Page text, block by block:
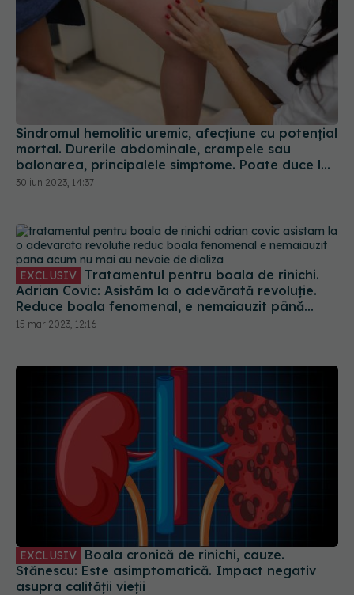
Sindromul hemolitic uremic, afecțiune cu potențial
mortal. Durerile abdominale, crampele sau
balonarea, principalele simptome. Poate duce la
insuficiență renală sau AVC
30 iun 2023, 14:37
EXCLUSIV
Adrian Covic: Asistăm la o adevărată revoluție.
Reduce boala fenomenal, e nemaiauzit până
acum. Nu mai au nevoie de dializă
15 mar 2023, 12:16
EXCLUSIV
Stănescu: Este asimptomatică. Impact negativ
asupra calității vieții